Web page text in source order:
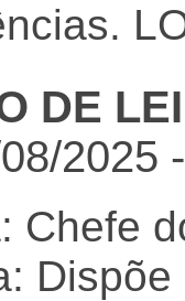
DE
2025
Chefe